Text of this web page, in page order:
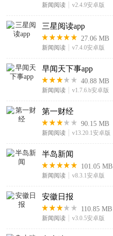
新闻阅读 v2.4.9安卓版
三星阅读app
27.06 MB
新闻阅读 v7.4.0安卓版
早闻天下事app
40.88 MB
新闻阅读 v1.7.6.b安卓版
第一财经
90.15 MB
新闻阅读 v13.20.1安卓版
半岛新闻
101.05 MB
新闻阅读 v8.3.1安卓版
安徽日报
110.85 MB
新闻阅读 v3.0.5安卓版